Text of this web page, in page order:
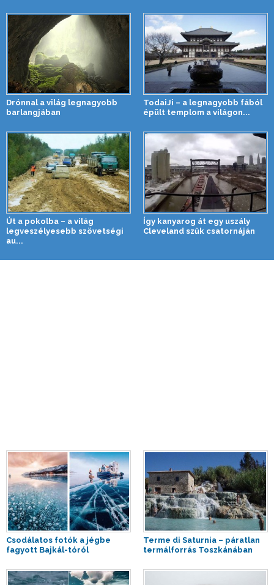
Drónnal a világ legnagyobb
barlangjában
TodaiJi – a legnagyobb fából
épült templom a világon...
Út a pokolba – a világ
legveszélyesebb szövetségi
au...
Így kanyarog át egy uszály
Cleveland szűk csatornáján
Csodálatos fotók a jégbe
fagyott Bajkál-tóról
Terme di Saturnia – páratlan
termálforrás Toszkánában